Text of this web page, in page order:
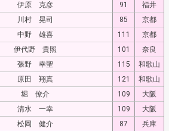
伊原 克彦
91
福井
川村 晃司
85
京都
中野 雄喜
111
京都
伊代野 貴照
101
奈良
張野 幸聖
115
和歌山
原田 翔真
121
和歌山
堀 僚介
109
大阪
清水 一幸
109
大阪
松岡 健介
87 兵庫